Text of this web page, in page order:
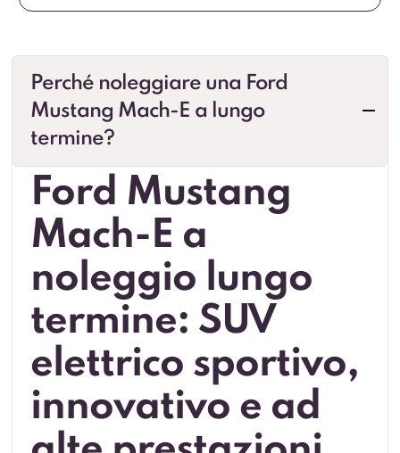
Perché noleggiare una Ford
Mustang Mach-E a lungo
termine?
Ford Mustang
Mach-E a
noleggio lungo
termine: SUV
elettrico sportivo,
innovativo e ad